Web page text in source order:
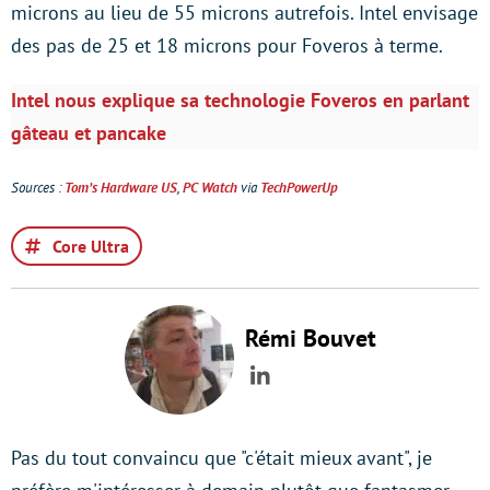
microns au lieu de 55 microns autrefois. Intel envisage
des pas de 25 et 18 microns pour Foveros à terme.
Intel nous explique sa technologie Foveros en parlant
gâteau et pancake
Sources :Tom’s Hardware US,PC WatchviaTechPowerUp
Core Ultra
Rémi Bouvet
LinkedIn
Pas du tout convaincu que "c'était mieux avant", je